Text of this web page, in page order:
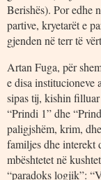
Berishës). Por edhe
partive, kryetarët e
gjenden në terr të
Artan Fuga, për
e disa institucioneve
sipas tij, kishin filluar
“Prindi 1” dhe
paligjshëm, krim,
familjes dhe interekt
mbështetet në
“paradoks logjik”: